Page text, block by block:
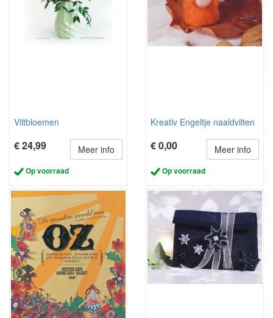
Viltbloemen
€ 24,99 Meer info
Op voorraad
Kreativ Engeltje naaldvilten
€ 0,00 Meer info
Op voorraad